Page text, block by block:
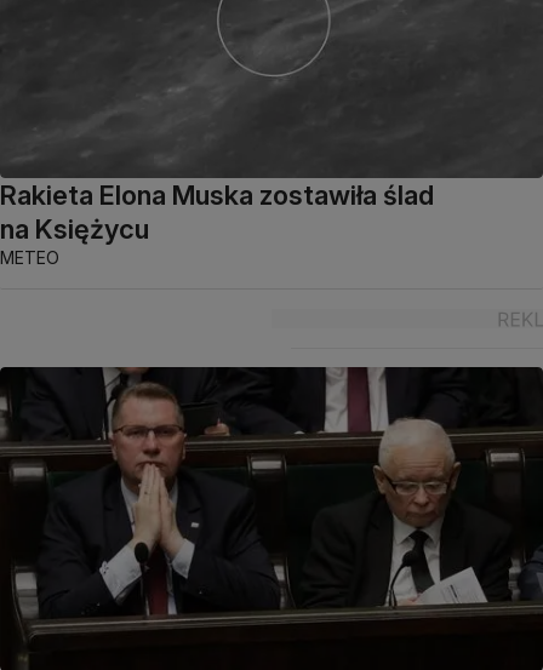
Rakieta Elona Muska zostawiła ślad
na Księżycu
METEO